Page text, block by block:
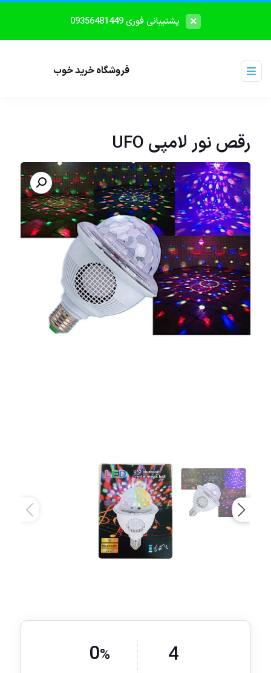
پشتیبانی فوری 09356481449
فروشگاه خرید خوب
رقص نور لامپی UFO
4
0%